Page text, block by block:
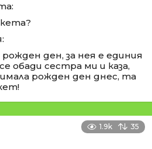
ден, за нея е единия
обади сестра ми и каза,
рожден ден днес, та
1.9k 35